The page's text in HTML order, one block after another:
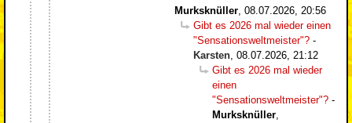
Murksknüller, 08.07.2026, 20:56
Gibt es 2026 mal wieder einen
"Sensationsweltmeister"? -
Karsten, 08.07.2026, 21:12
Gibt es 2026 mal wieder
einen
"Sensationsweltmeister"? -
Murksknüller,